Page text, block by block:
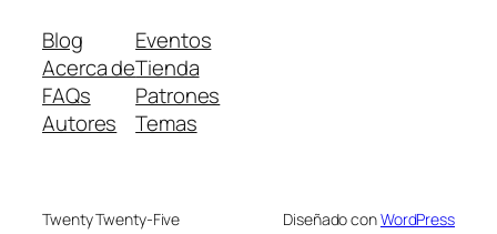
Blog
Acerca de
FAQs
Autores
Eventos
Tienda
Patrones
Temas
Twenty Twenty-Five Diseñado conWordPress